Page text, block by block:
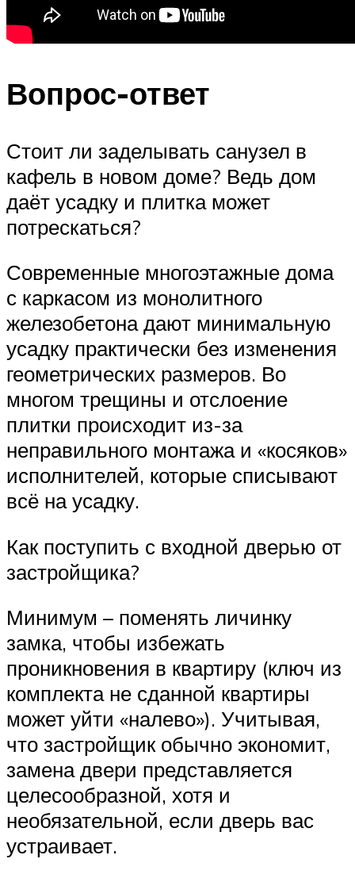
Вопрос-ответ
Стоит ли заделывать санузел в
кафель в новом доме? Ведь дом
даёт усадку и плитка может
потрескаться?
Современные многоэтажные дома
с каркасом из монолитного
железобетона дают минимальную
усадку практически без изменения
геометрических размеров. Во
многом трещины и отслоение
плитки происходит из-за
неправильного монтажа и «косяков»
исполнителей, которые списывают
всё на усадку.
Как поступить с входной дверью от
застройщика?
Минимум – поменять личинку
замка, чтобы избежать
проникновения в квартиру (ключ из
комплекта не сданной квартиры
может уйти «налево»). Учитывая,
что застройщик обычно экономит,
замена двери представляется
целесообразной, хотя и
необязательной, если дверь вас
устраивает.